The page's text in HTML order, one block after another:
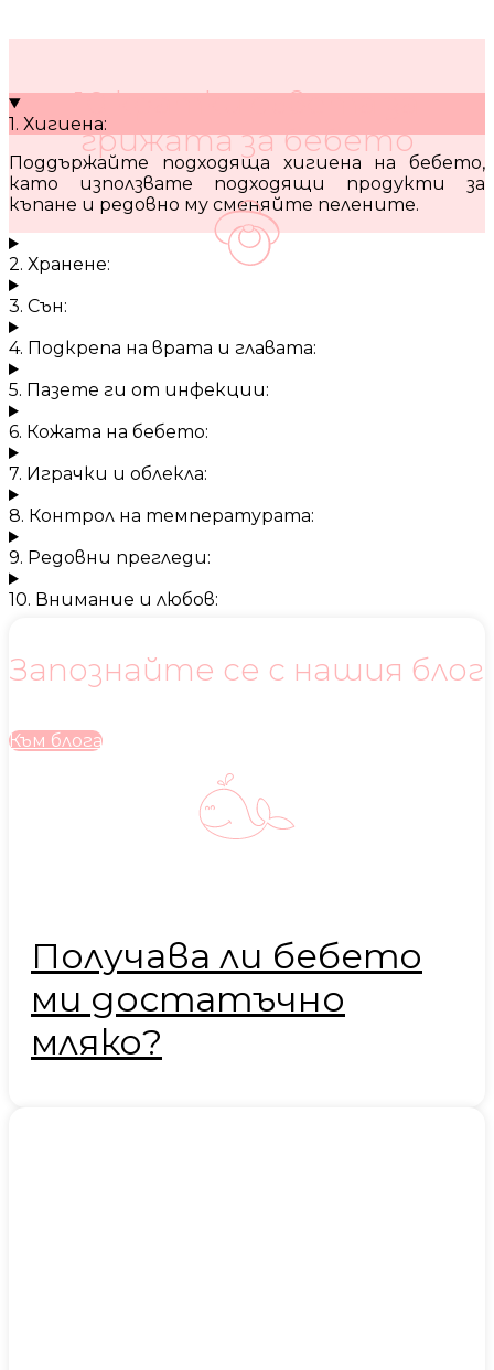
10 кратки съвета за
грижата за бебето
1. Хигиена:
Поддържайте подходяща хигиена на бебето,
като използвате подходящи продукти за
къпане и редовно му сменяйте пелените.
2. Хранене:
3. Сън:
4. Подкрепа на врата и главата:
5. Пазете ги от инфекции:
6. Кожата на бебето:
7. Играчки и облекла:
8. Контрол на температурата:
9. Редовни прегледи:
10. Внимание и любов:
Запознайте се с нашия блог
Към блога
Получава ли бебето
ми достатъчно
мляко?